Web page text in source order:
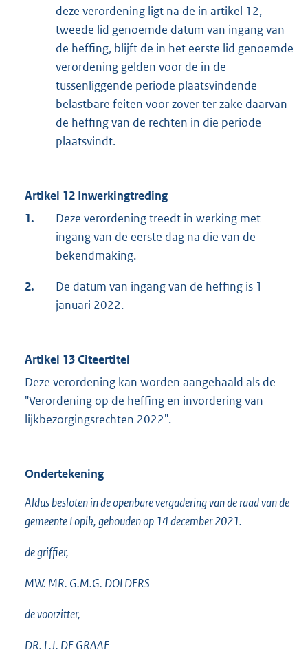
deze verordening ligt na de in artikel 12,
tweede lid genoemde datum van ingang van
de heffing, blijft de in het eerste lid genoemde
verordening gelden voor de in de
tussenliggende periode plaatsvindende
belastbare feiten voor zover ter zake daarvan
de heffing van de rechten in die periode
plaatsvindt.
Artikel 12 Inwerkingtreding
1.
Deze verordening treedt in werking met
ingang van de eerste dag na die van de
bekendmaking.
2.
De datum van ingang van de heffing is 1
januari 2022.
Artikel 13 Citeertitel
Deze verordening kan worden aangehaald als de
"Verordening op de heffing en invordering van
lijkbezorgingsrechten 2022".
Ondertekening
Aldus besloten in de openbare vergadering van de raad van de
gemeente Lopik, gehouden op 14 december 2021.
de griffier,
MW. MR. G.M.G. DOLDERS
de voorzitter,
DR. L.J. DE GRAAF